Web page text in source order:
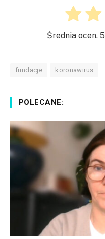
Średnia ocen. 5
fundacje koronawirus
POLECANE: